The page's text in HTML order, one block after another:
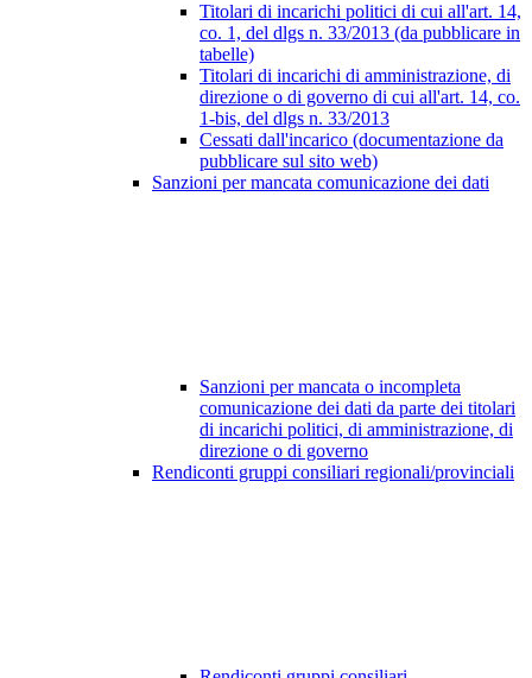
Titolari di incarichi politici di cui all'art. 14,
co. 1, del dlgs n. 33/2013 (da pubblicare in
tabelle)
Titolari di incarichi di amministrazione, di
direzione o di governo di cui all'art. 14, co.
1-bis, del dlgs n. 33/2013
Cessati dall'incarico (documentazione da
pubblicare sul sito web)
Sanzioni per mancata comunicazione dei dati
Sanzioni per mancata o incompleta
comunicazione dei dati da parte dei titolari
di incarichi politici, di amministrazione, di
direzione o di governo
Rendiconti gruppi consiliari regionali/provinciali